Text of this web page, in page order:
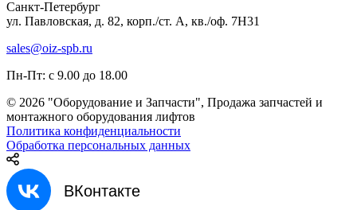
Санкт-Петербург
ул. Павловская, д. 82, корп./ст. А, кв./оф. 7Н31
sales@oiz-spb.ru
Пн-Пт: с 9.00 до 18.00
© 2026 "Оборудование и Запчасти", Продажа запчастей и
монтажного оборудования лифтов
Политика конфиденциальности
Обработка персональных данных
ВКонтакте